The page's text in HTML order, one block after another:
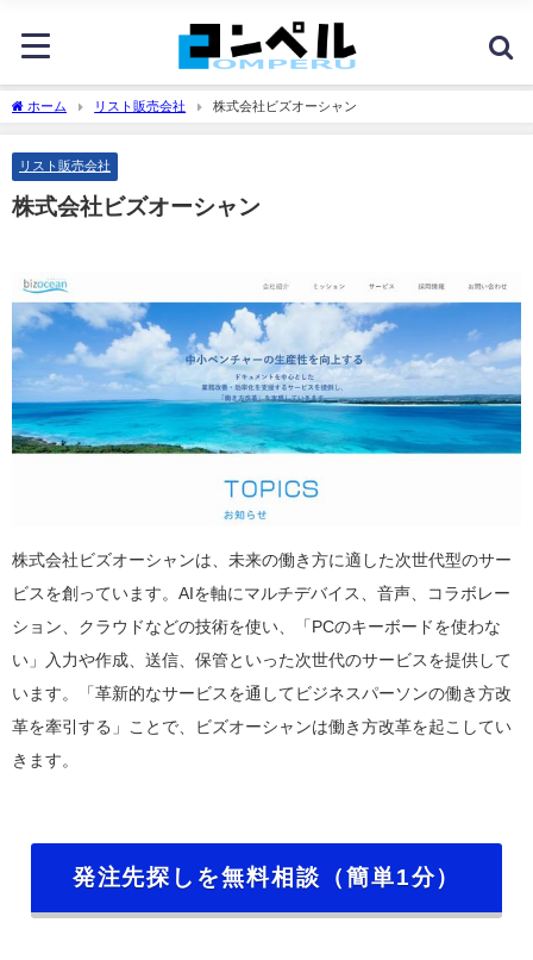
ホーム リスト販売会社 株式会社ビズオーシャン
リスト販売会社
株式会社ビズオーシャン
株式会社ビズオーシャンは、未来の働き方に適した次世代型のサー
ビスを創っています。AIを軸にマルチデバイス、音声、コラボレー
ション、クラウドなどの技術を使い、「PCのキーボードを使わな
い」入力や作成、送信、保管といった次世代のサービスを提供して
います。「革新的なサービスを通してビジネスパーソンの働き方改
革を牽引する」ことで、ビズオーシャンは働き方改革を起こしてい
きます。
発注先探しを無料相談（簡単1分）